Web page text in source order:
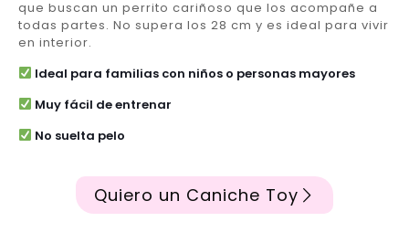
que buscan un perrito cariñoso que los acompañe a
todas partes. No supera los 28 cm y es ideal para vivir
en interior.
Ideal para familias con niños o personas mayores
Muy fácil de entrenar
No suelta pelo
Quiero un Caniche Toy